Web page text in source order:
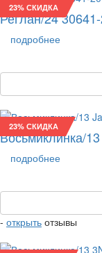
23% СКИДКА
Реглан/24
подробнее
23% СКИДКА
Восьмиклинка/
подробнее
- открыть отзывы